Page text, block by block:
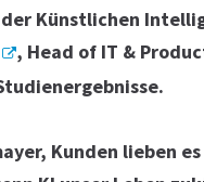
Künstlichen
, Head of IT &
Kunden lieben